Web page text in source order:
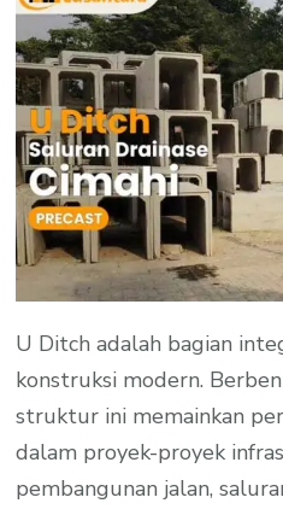
U Ditch adalah bagian
konstruksi modern.
struktur ini memainkan
dalam proyek-proyek
pembangunan jalan,